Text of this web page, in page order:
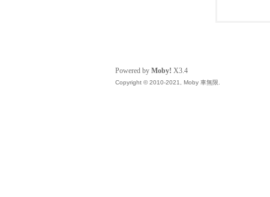
Powered by Moby! X3.4
Copyright © 2010-2021, Moby 車無限.